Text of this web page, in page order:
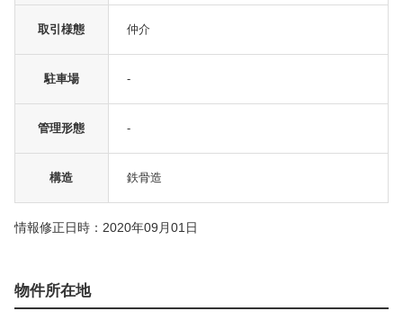
取引様態 仲介
駐車場 -
管理形態 -
構造 鉄骨造
情報修正日時：2020年09月01日
物件所在地